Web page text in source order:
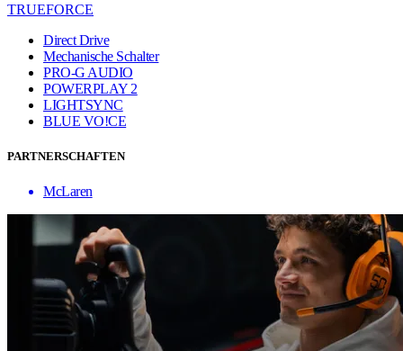
TRUEFORCE
Direct Drive
Mechanische Schalter
PRO-G AUDIO
POWERPLAY 2
LIGHTSYNC
BLUE VO!CE
PARTNERSCHAFTEN
McLaren